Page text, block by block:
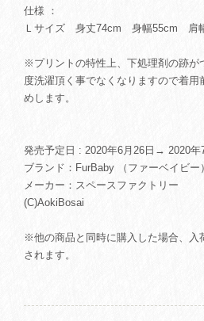
仕様 ：
Ｌサイズ 身丈74cm 身幅55cm 肩
※プリントの特性上、下処理剤の跡が
度洗濯頂く事でなくなりますので着
めします。
発売予定日 : 2020年6月26日→ 2020年
ブランド：FurBaby （ファーベイビー）
メーカー：スペースファクトリー
(C)AokiBosai
※他の商品と同時に購入した場合、入
されます。